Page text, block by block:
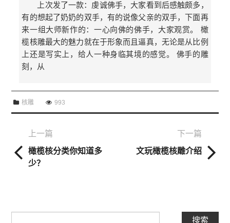
上次发了一款：虔诚佛手，大家看到后感触颇多，
有的想起了奶奶的双手，有的说像父亲的双手，下面再
来一组大师新作的：一心向佛的佛手，大家观赏。 橄
榄核雕最大的魅力就在于形象而且逼真，无论是从比例
上还是写实上，给人一种身临其境的感觉。 佛手的雕
刻，从
核雕 993
上一篇
橄榄核分类你知道多
少？
下一篇
文玩橄榄核雕介绍